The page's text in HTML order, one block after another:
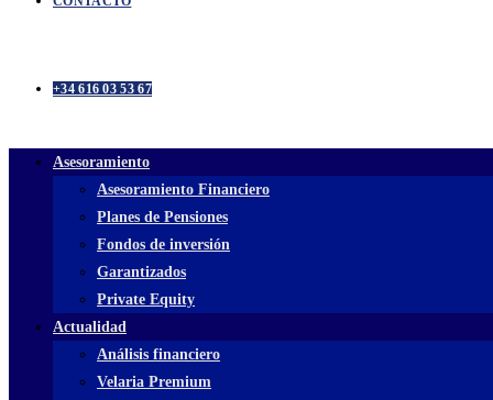
+34 616 03 53 67
Asesoramiento
Asesoramiento Financiero
Planes de Pensiones
Fondos de inversión
Garantizados
Private Equity
Actualidad
Análisis financiero
Velaria Premium